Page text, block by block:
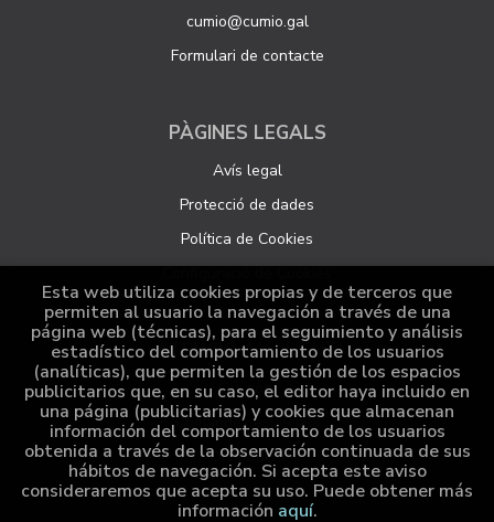
cumio@cumio.gal
Formulari de contacte
PÀGINES LEGALS
Avís legal
Protecció de dades
Política de Cookies
ATENCIÓ AL CLIENT
Qui som
Comandes especials
Distribució
Esta web utiliza cookies propias y de terceros que
permiten al usuario la navegación a través de una
página web (técnicas), para el seguimiento y análisis
estadístico del comportamiento de los usuarios
(analíticas), que permiten la gestión de los espacios
publicitarios que, en su caso, el editor haya incluido en
una página (publicitarias) y cookies que almacenan
información del comportamiento de los usuarios
obtenida a través de la observación continuada de sus
hábitos de navegación. Si acepta este aviso
consideraremos que acepta su uso. Puede obtener más
información aquí.